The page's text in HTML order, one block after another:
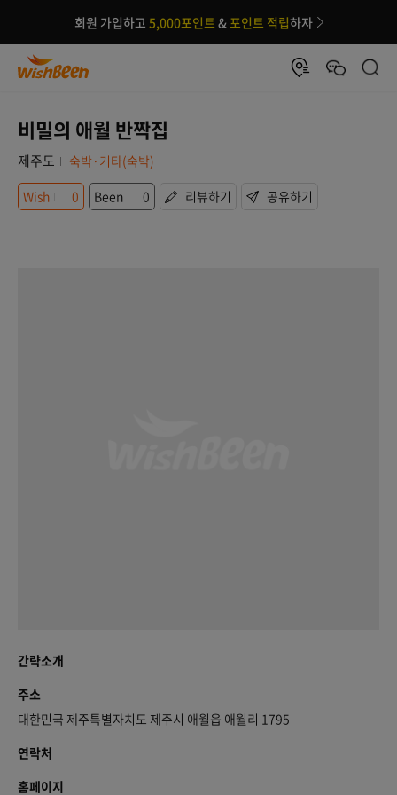
회원 가입하고 5,000포인트 &포인트 적립하자
비밀의 애월 반짝집
제주도
숙박·기타(숙박)
Wish
0 Been 0 리뷰하기 공유하기
간략소개
주소
대한민국 제주특별자치도 제주시 애월읍 애월리 1795
연락처
홈페이지